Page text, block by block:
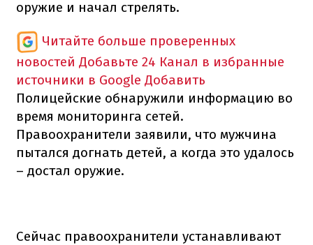
оружие и начал стрелять.
Читайте больше проверенных
новостей Добавьте 24 Канал в избранные
источники в Google Добавить
Полицейские обнаружили информацию во
время мониторинга сетей.
Правоохранители заявили, что мужчина
пытался догнать детей, а когда это удалось
– достал оружие.
Сейчас правоохранители устанавливают